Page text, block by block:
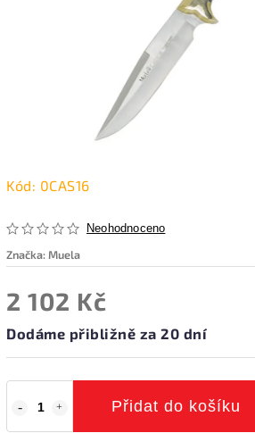
Kód: 0CAS16
Neohodnoceno
Značka: Muela
2 102 Kč
Dodáme přibližně za 20 dní
Přidat do košíku